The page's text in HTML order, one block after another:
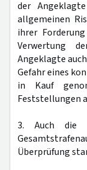
der
allgemeinen
ihrer
Verwertung
Angeklagte
Gefahr eines
in Kauf
Feststellungen
3. Auch die
Überprüfung